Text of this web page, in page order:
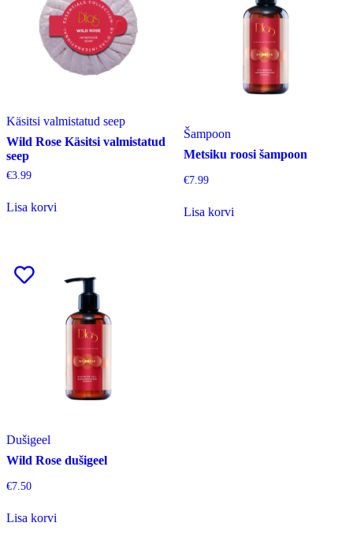
Käsitsi valmistatud seep
Wild Rose Käsitsi valmistatud
seep
€3.99
Lisa korvi
Šampoon
Metsiku roosi šampoon
€7.99
Lisa korvi
Dušigeel
Wild Rose dušigeel
€7.50
Lisa korvi